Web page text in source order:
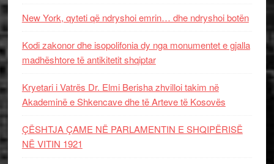
New York, qyteti që ndryshoi emrin… dhe ndryshoi botën
Kodi zakonor dhe isopolifonia dy nga monumentet e gjalla
madhështore të antikitetit shqiptar
Kryetari i Vatrës Dr. Elmi Berisha zhvilloi takim në
Akademinë e Shkencave dhe të Arteve të Kosovës
ÇËSHTJA ÇAME NË PARLAMENTIN E SHQIPËRISË
NË VITIN 1921